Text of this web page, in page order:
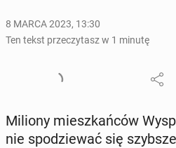
8 MARCA 2023, 13:30
Ten tekst przeczytasz w 1 minutę
Miliony miesz­kań­ców
nie spo­dzie­wać się